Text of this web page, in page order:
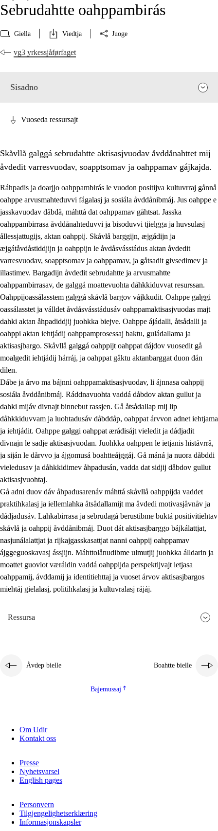
Sebrudahtte oahppambirás
Giella Viedtja Juoge
vg3 yrkessjåførfaget
Sisadno
3. Prinsihpa skåvlå dåjmajda
3.1 Sebrudahtte oahppambirás
3.2 Åhpadibme ja hiebadum åhpadus
3.3 Aktisasjbarggo sijda ja skåvlå gaskan
3.4 Åhpadus åhpadusvidnudagán ja barggoiellemin
Vuoseda ressursajt
Skåvllå galggá sebrudahtte aktisasjvuodav åvddånahttet mij
åvdedit varresvuodav, soapptsomav ja oahppamav gájkajda.
Ráhpadis ja doarjjo oahppambirás le vuodon positijva kultuvrraj gånnå
oahppe arvusmahteduvvi fágalasj ja sosiála åvddånibmáj. Jus oahppe e
jasskavuodav dåbdå, máhttá dat oahppamav gåhtsat. Jasska
oahppambirrasa åvddånahteduvvi ja bisoduvvi tjielgga ja huvsulasj
ållessjattugijs, aktan oahppij. Skåvlå barggijn, æjgádijn ja
æjgátåvdåstiddjijn ja oahppijn le åvdåsvásstádus aktan åvdedit
varresvuodav, soapptsomav ja oahppamav, ja gåtsadit givsedimev ja
illastimev. Bargadijn åvdedit sebrudahtte ja arvusmahtte
oahppambirrasav, de galggá moattevuohta dåhkkiduvvat resurssan.
Oahppijoassálasstem galggá skåvlå bargov vájkkudit. Oahppe galggi
oassálasstet ja válldet åvdåsvásstádusáv oahppamaktisasjvuodas majt
dahki aktan åhpadiddjij juohkka biejve. Oahppe ájádalli, åtsådalli ja
oahppi aktan iehtjádij oahppamprosessaj baktu, guládallama ja
aktisasjbargo. Skåvllå galggá oahppijt oahppat dájdov vuosedit gå
moalgedit iehtjádij hárráj, ja oahppat gåktu aktanbarggat duon dán
dilen.
Dábe ja árvo ma bájnni oahppamaktisasjvuodav, li ájnnasa oahppij
sosiála åvddånibmáj. Ráddnavuohta vaddá dåbdov aktan gullut ja
dahki mijáv divnajt binnebut rassjen. Gå åtsådallap mij lip
dåhkkiduvvam ja luohtadusáv dåbddåp, oahppat árvvon adnet iehtjama
ja iehtjádit. Oahppe galggi oahppat ærádisájt vieledit ja dádjadit
divnajn le sadje aktisasjvuodan. Juohkka oahppen le ietjanis histåvrrå,
ja siján le dårvvo ja ájgomusá boahtteájggáj. Gå máná ja nuora dåbddi
vieledusav ja dåhkkidimev åhpadusán, vadda dat sidjij dåbdov gullut
aktisasjvuohtaj.
Gå adni duov dáv åhpadusarenáv máhttá skåvllå oahppijda vaddet
praktihkalasj ja iellemlahka åtsådallamijt ma åvdedi motivasjåvnåv ja
dádjadusáv. Lahkabirrasa ja sebrudagá berustibme buktá positivitiehtav
skåvlå ja oahppij åvddånibmáj. Duot dát aktisasjbarggo bájkálattjat,
nasjunálalattjat ja rijkajgasskasattjat nanni oahppij oahppamav
ájggeguoskavasj ássjijn. Máhttolånudibme ulmutjij juohkka álldarin ja
moattet guovlot væráldin vaddá oahppijda perspektijvajt ietjasa
oahppamij, ávddamij ja identitiehttaj ja vuoset árvov aktisasjbargos
miehtáj gielalasj, politihkalasj ja kultuvralasj rájáj.
Ressursa
Åvdep bielle Boahtte bielle
Bajemussaj
Om Udir
Kontakt oss
Presse
Nyhetsvarsel
English pages
Personvern
Tilgjengelighetserklæring
Informasjonskapsler